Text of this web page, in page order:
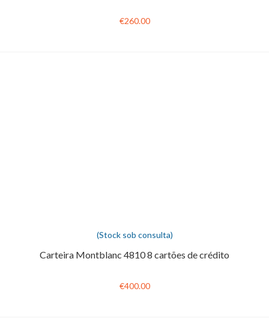
€260.00
(Stock sob consulta)
Carteira Montblanc 4810 8 cartões de crédito
€400.00